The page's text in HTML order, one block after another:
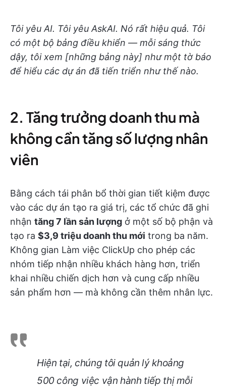
Tôi yêu AI. Tôi yêu AskAI. Nó rất hiệu quả. Tôi
có một bộ bảng điều khiển — mỗi sáng thức
dậy, tôi xem [những bảng này] như một tờ báo
để hiểu các dự án đã tiến triển như thế nào.
2. Tăng trưởng doanh thu mà
không cần tăng số lượng nhân
viên
Bằng cách tái phân bổ thời gian tiết kiệm được
vào các dự án tạo ra giá trị, các tổ chức đã ghi
nhận tăng 7 lần sản lượng ở một số bộ phận và
tạo ra $3,9 triệu doanh thu mới trong ba năm.
Không gian Làm việc ClickUp cho phép các
nhóm tiếp nhận nhiều khách hàng hơn, triển
khai nhiều chiến dịch hơn và cung cấp nhiều
sản phẩm hơn — mà không cần thêm nhân lực.
Hiện tại, chúng tôi quản lý khoảng
500 công việc vận hành tiếp thị mỗi